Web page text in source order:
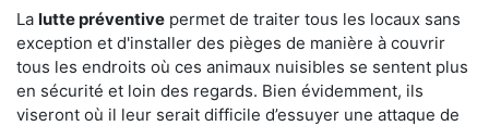
La lutte préventive permet de traiter tous les locaux sans
exception et d'installer des pièges de manière à couvrir
tous les endroits où ces animaux nuisibles se sentent plus
en sécurité et loin des regards. Bien évidemment, ils
viseront où il leur serait difficile d’essuyer une attaque de